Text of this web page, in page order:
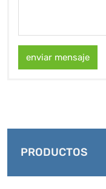
enviar mensaje
PRODUCTOS